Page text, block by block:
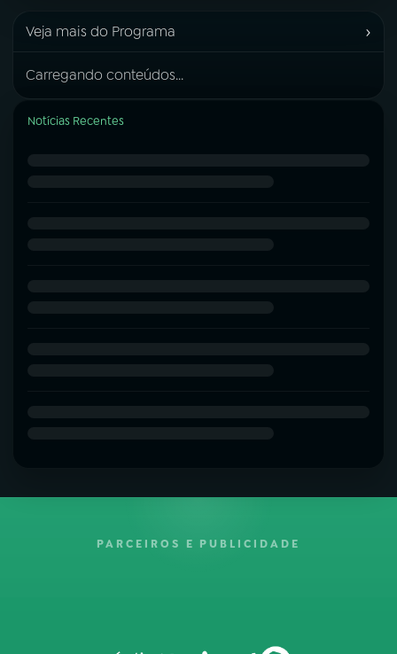
Veja mais do Programa ›
Carregando conteúdos...
Notícias Recentes
PARCEIROS E PUBLICIDADE